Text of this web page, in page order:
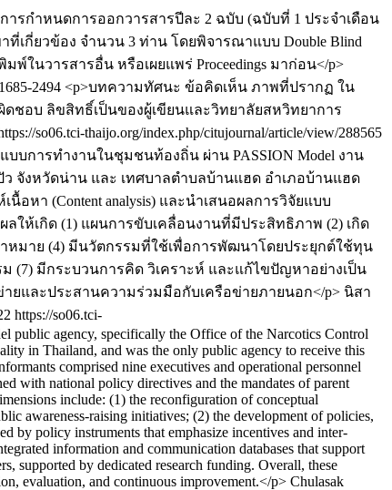
รกําหนดการออกวารสารปีละ 2 ฉบับ (ฉบับที่ 1 ประจำเดือน
กี่ยวข้อง จำนวน 3 ท่าน โดยพิจารณาแบบ Double Blind
นวารสารอื่น หรือเผยแพร่ Proceedings มาก่อน</p>
1685-2494 <p>บทความทัศนะ ข้อคิดเห็น ภาพที่ปรากฏ ใน
ชอบ ลิขสิทธิ์เป็นของผู้เขียนและวิทยาลัยสหวิทยาการ
so06.tci-thaijo.org/index.php/citujournal/article/view/288565
การทำงานในชุมชนท้องถิ่น ผ่าน PASSION Model งาน
จังหวัดน่าน และ เทศบาลตำบลบ้านแฮด อำเภอบ้านแฮด
หา (Content analysis) และนำเสนอผลการวิจัยแบบ
ให้เกิด (1) แผนการขับเคลื่อนงานที่มีประสิทธิภาพ (2) เกิด
มาย (4) มีนวัตกรรมที่ใช้เพื่อการพัฒนาโดยประยุกต์ใช้ทุน
(7) มีกระบวนการคิด วิเคราะห์ และแก้ไขปัญหาอย่างเป็น
ยและประสานความร่วมมือกับเครือข่ายภายนอก</p> นิสา
https://so06.tci-
public agency, specifically the Office of the Narcotics Control
in Thailand, and was the only public agency to receive this
comprised nine executives and operational personnel
with national policy directives and the mandates of parent
include: (1) the reconfiguration of conceptual
awareness-raising initiatives; (2) the development of policies,
by policy instruments that emphasize incentives and inter-
information and communication databases that support
supported by dedicated research funding. Overall, these
evaluation, and continuous improvement.</p> Chulasak